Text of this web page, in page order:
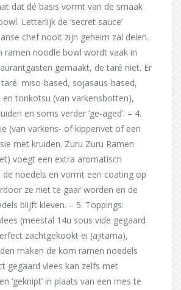
dat dé basis vormt van de smaak
Letterlijk de ‘secret sauce’
chef nooit zijn geheim zal delen.
ramen noodle bowl wordt vaak in
gemaakt, de taré niet. Er
miso-based, sojasaus-based,
tonkotsu (van varkensbotten),
en soms verder ‘ge-aged’. – 4.
(van varkens- of kippenvet of een
met kruiden. Zuru Zuru Ramen
voegt een extra aromatisch
noedels en vormt een coating op
ze niet te gaar worden en de
blijft kleven. – 5. Toppings:
(meestal 14u sous vide gegaard
zachtgekookt ei (ajitama),
maken de kom ramen noedels
gegaard vlees kan zelfs met
‘geknipt’ in plaats van een mes te